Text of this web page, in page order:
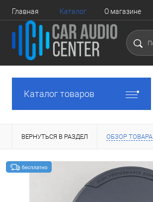
Главная Каталог О магазине
Каталог товаров
ВЕРНУТЬСЯ В РАЗДЕЛ ОБЗОР ТОВАРА